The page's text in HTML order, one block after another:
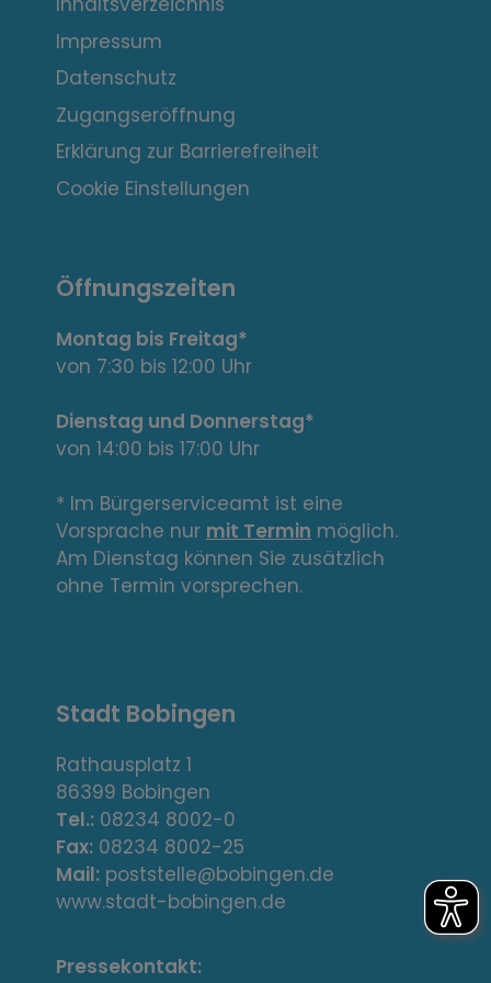
e
r
e
s
s
n
t
e
L
i
n
k
s
A
d
r
e
s
s
e
Impressum
Datenschutz
Zugangseröffnung
Erklärung zur Barrierefreiheit
Cookie Einstellungen
Öffnungszeiten
Montag bis Freitag*
von 7:30 bis 12:00 Uhr
Dienstag und Donnerstag*
von 14:00 bis 17:00 Uhr
* Im Bürgerserviceamt ist eine
Vorsprache nur mit Termin möglich.
Am Dienstag können Sie zusätzlich
ohne Termin vorsprechen.
Stadt Bobingen
Rathausplatz 1
86399 Bobingen
Tel.: 08234 8002-0
Fax: 08234 8002-25
Mail: poststelle@bobingen.de
www.stadt-bobingen.de
Pressekontakt: